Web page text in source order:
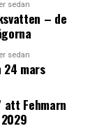
omsättning
sedan
– de
sedan
mars
Fehmarn